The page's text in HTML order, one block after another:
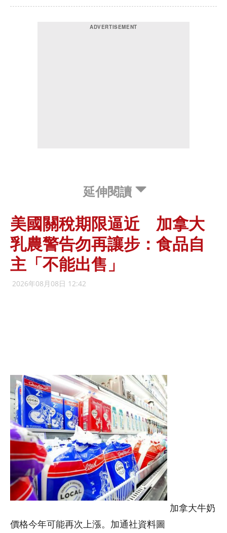
延伸閱讀
美國關稅期限逼近 加拿大
乳農警告勿再讓步：食品自
主「不能出售」
2026年08月08日 12:42
加拿大牛奶
價格今年可能再次上漲。加通社資料圖